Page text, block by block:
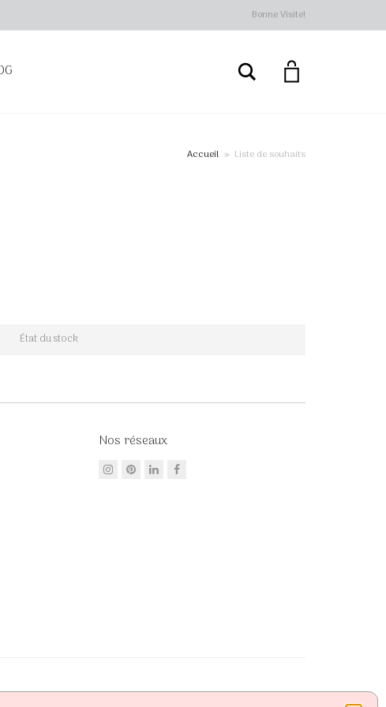
Bonne Visite!
Rechercher
Accueil » Liste de souhaits
État du stock
Nos réseaux
Mastercard, Paypal